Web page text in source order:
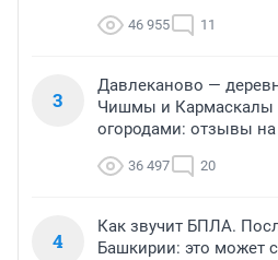
46 955 11
3
Давлеканово —
Чишмы и Кармаскалы
огородами: отзывы
36 497 20
4
Как звучит БПЛА.
Башкирии: это может